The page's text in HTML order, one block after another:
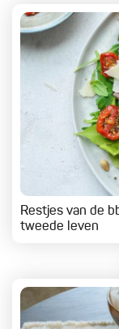
Restjes van de
tweede leven